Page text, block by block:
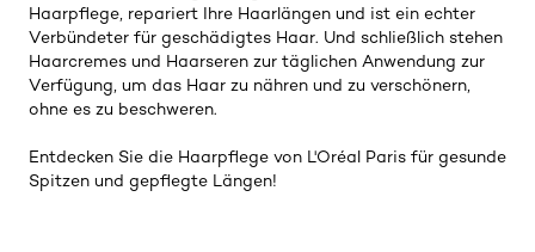
Haarpflege, repariert Ihre Haarlängen und ist ein echter
Verbündeter für geschädigtes Haar. Und schließlich stehen
Haarcremes und Haarseren zur täglichen Anwendung zur
Verfügung, um das Haar zu nähren und zu verschönern,
ohne es zu beschweren.
Entdecken Sie die Haarpflege von L'Oréal Paris für gesunde
Spitzen und gepflegte Längen!